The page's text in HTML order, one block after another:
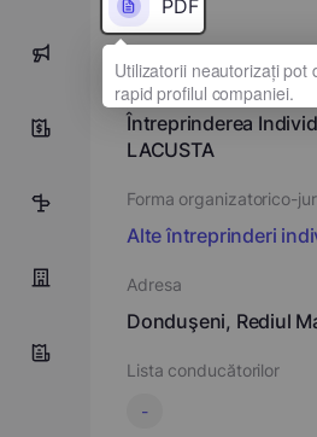
0
3
PDF
Denumirea completă
Întreprinderea
LACUSTA
Forma organizatorico-
Alte întreprinderi
Adresa
Donduşeni, Rediul
Lista conducătorilor
-